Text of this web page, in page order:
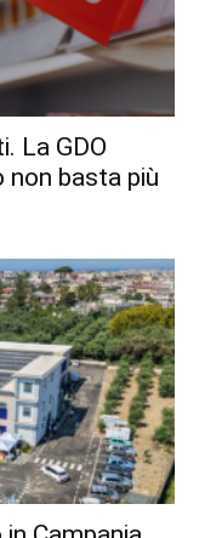
La GDO
basta più